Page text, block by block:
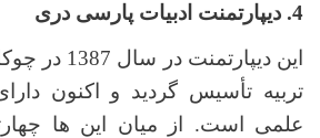
4. دیپارتمنت ادبیات پارسی دری
این
تربیه تأسیس گردید و اکنون
علمی است. از میان این ها